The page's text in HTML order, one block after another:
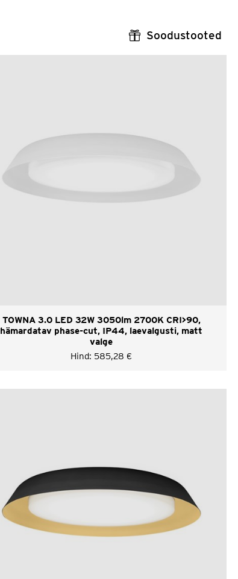
Soodustooted
TOWNA 3.0 LED 32W 3050lm 2700K CRI>90,
hämardatav phase-cut, IP44, laevalgusti, matt
valge
Hind: 585,28 €